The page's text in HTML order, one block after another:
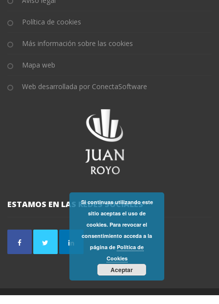
Política de cookies
Más información sobre las cookies
Mapa web
Web desarrollada por ConectaSoftware
ESTAMOS EN LAS REDES SOCIALES
Si continuas utilizando este
sitio aceptas el uso de
cookies. Para revocar el
consentimiento acceda a la
página de Política de
Cookies
Aceptar